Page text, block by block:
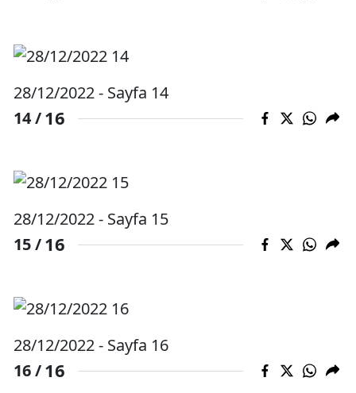
Yalova
Düzce
28/12/2022 - Sayfa 14
14 /16
28/12/2022 - Sayfa 15
15 /16
28/12/2022 - Sayfa 16
16 /16